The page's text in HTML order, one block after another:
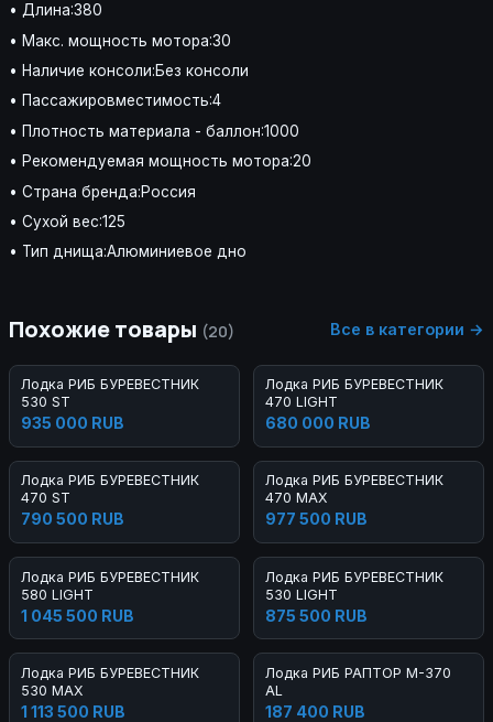
• Длина:380
• Макс. мощность мотора:30
• Наличие консоли:Без консоли
• Пассажировместимость:4
• Плотность материала - баллон:1000
• Рекомендуемая мощность мотора:20
• Страна бренда:Россия
• Сухой вес:125
• Тип днища:Алюминиевое дно
Похожие товары (20) Все в категории →
Лодка РИБ БУРЕВЕСТНИК
530 ST
935 000 RUB
Лодка РИБ БУРЕВЕСТНИК
470 LIGHT
680 000 RUB
Лодка РИБ БУРЕВЕСТНИК
470 ST
790 500 RUB
Лодка РИБ БУРЕВЕСТНИК
470 MAX
977 500 RUB
Лодка РИБ БУРЕВЕСТНИК
580 LIGHT
1 045 500 RUB
Лодка РИБ БУРЕВЕСТНИК
530 LIGHT
875 500 RUB
Лодка РИБ БУРЕВЕСТНИК
530 MAX
1 113 500 RUB
Лодка РИБ РАПТОР М-370
AL
187 400 RUB